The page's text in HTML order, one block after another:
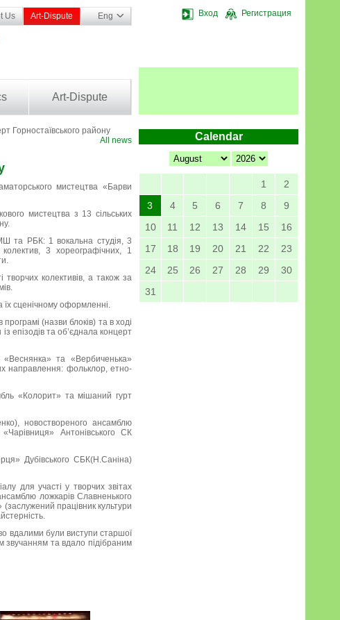
Вход Регистрация
Us Art-Dispute Eng
Art-Dispute
Calendar
1
2
3
4 5 6 7 8
9
10
11 12 13 14 15
16
17
18 19 20 21 22
23
24
25 26 27 28 29
30
31
Горностаївського району
All news
мистецтва «Барви
мистецтва з 13 сільських
та РБК: 1 вокальна студія, 3
3 хореографічних, 1
колективів, а також за
їх сценічному оформленні.
(назви блоків) та в ході
епізодів та об’єднала концерт
«Веснянка» та «Вербиченька»
направлення: фольклор, етно-
«Колорит» та мішаний гурт
новоствореного ансамблю
Антонівського СК
Дубівського СБК(Н.Саніна)
для участі у творчих звітах
ложкарів Славненького
(заслужений працівник культури
вдалими були виступи старшої
звучанням та вдало підібраним